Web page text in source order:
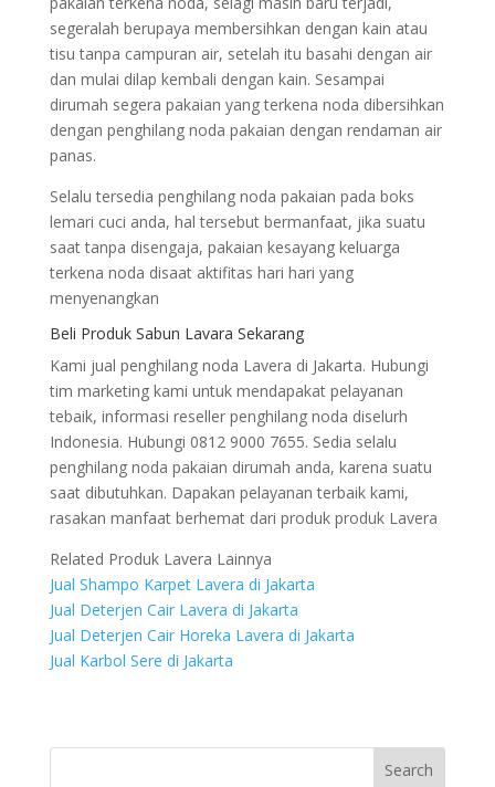
segeralah berupaya membersihkan dengan kain atau
tisu tanpa campuran air, setelah itu basahi dengan air
dan mulai dilap kembali dengan kain. Sesampai
dirumah segera pakaian yang terkena noda dibersihkan
dengan penghilang noda pakaian dengan rendaman air
panas.
Selalu tersedia penghilang noda pakaian pada boks
lemari cuci anda, hal tersebut bermanfaat, jika suatu
saat tanpa disengaja, pakaian kesayang keluarga
terkena noda disaat aktifitas hari hari yang
menyenangkan
Beli Produk Sabun Lavara Sekarang
Kami jual penghilang noda Lavera di Jakarta. Hubungi
tim marketing kami untuk mendapakat pelayanan
tebaik, informasi reseller penghilang noda diselurh
Indonesia. Hubungi 0812 9000 7655. Sedia selalu
penghilang noda pakaian dirumah anda, karena suatu
saat dibutuhkan. Dapakan pelayanan terbaik kami,
rasakan manfaat berhemat dari produk produk Lavera
Related Produk Lavera Lainnya
Jual Shampo Karpet Lavera di Jakarta
Jual Deterjen Cair Lavera di Jakarta
Jual Deterjen Cair Horeka Lavera di Jakarta
Jual Karbol Sere di Jakarta